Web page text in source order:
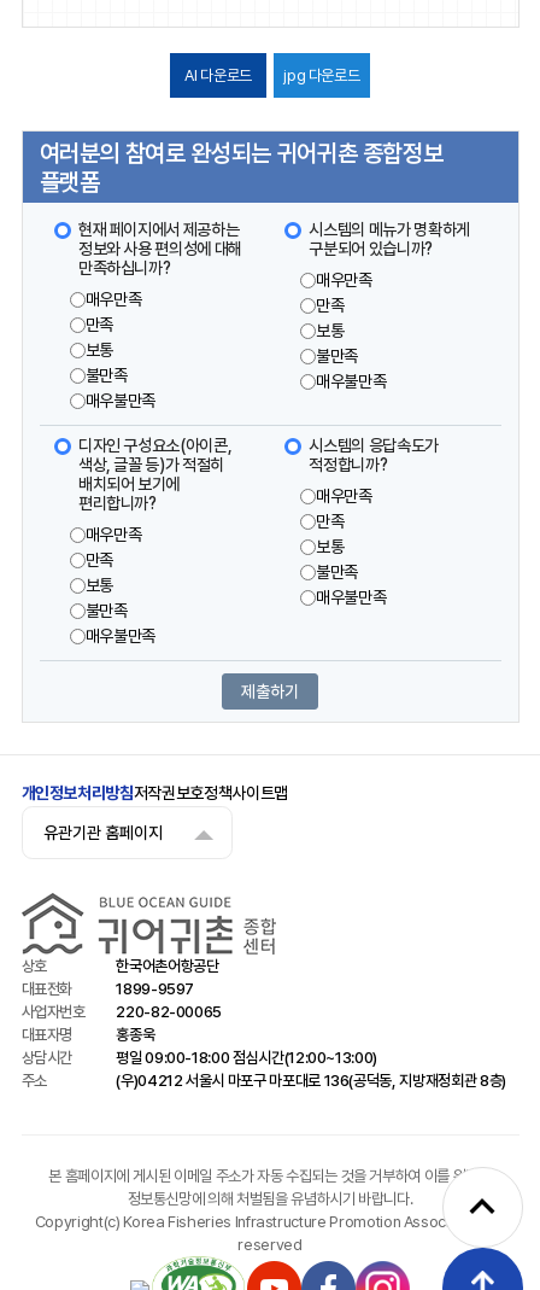
AI 다운로드 jpg 다운로드
여러분의 참여로 완성되는 귀어귀촌 종합정보
플랫폼
현재 페이지에서 제공하는
정보와 사용 편의성에 대해
만족하십니까?
매우만족
만족
보통
불만족
매우불만족
시스템의 메뉴가 명확하게
구분되어 있습니까?
매우만족
만족
보통
불만족
매우불만족
디자인 구성요소(아이콘,
색상, 글꼴 등)가 적절히
배치되어 보기에
편리합니까?
매우만족
만족
보통
불만족
매우불만족
시스템의 응답속도가
적정합니까?
매우만족
만족
보통
불만족
매우불만족
개인정보처리방침저작권보호정책사이트맵
유관기관 홈페이지
상호
한국어촌어항공단
대표전화
1899-9597
사업자번호
220-82-00065
대표자명
홍종욱
상담시간
평일 09:00-18:00 점심시간(12:00~13:00)
주소
(우)04212 서울시 마포구 마포대로 136(공덕동, 지방재정회관 8층)
본 홈페이지에 게시된 이메일 주소가 자동 수집되는 것을 거부하여 이를 위반시
정보통신망에 의해 처벌됨을 유념하시기 바랍니다.
Copyright(c) Korea Fisheries Infrastructure Promotion Association. All
reserved
expand_less